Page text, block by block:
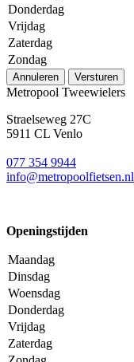
Donderdag
Vrijdag
Zaterdag
Zondag
Annuleren Versturen
Metropool Tweewielers
Straelseweg 27C
5911 CL Venlo
077 354 9944
info@metropoolfietsen.nl
Openingstijden
Maandag
Dinsdag
Woensdag
Donderdag
Vrijdag
Zaterdag